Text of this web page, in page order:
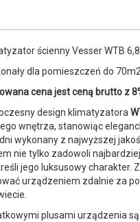
ścienny Vesser WTB
dla pomieszczeń do 70m2.
cena jest ceną brutto z
design klimatyzatora
wnętrza, stanowiąc
wykonany z najwyższej
nie tylko zadowoli
jego luksusowy charakter.
urządzeniem zdalnie za
plusami urządzenia